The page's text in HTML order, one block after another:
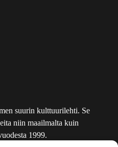
suurin kulttuurilehti. Se
niin maailmalta kuin
1999.